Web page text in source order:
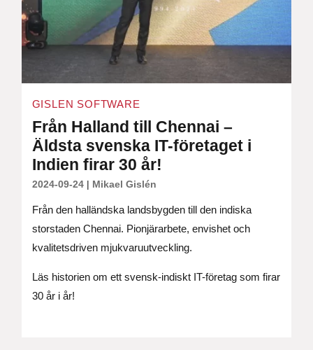
GISLEN SOFTWARE
Från Halland till Chennai –
Äldsta svenska IT-företaget i
Indien firar 30 år!
2024-09-24| Mikael Gislén
Från den halländska landsbygden till den indiska
storstaden Chennai. Pionjärarbete, envishet och
kvalitetsdriven mjukvaruutveckling.
Läs historien om ett svensk-indiskt IT-företag som firar
30 år i år!